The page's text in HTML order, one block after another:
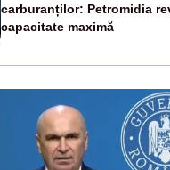
carburanților: Petromidia
capacitate maximă